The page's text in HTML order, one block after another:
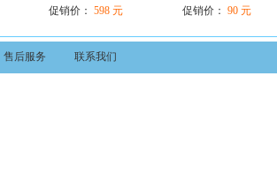
促销价： 598 元
促销价： 90 元
售后服务 联系我们